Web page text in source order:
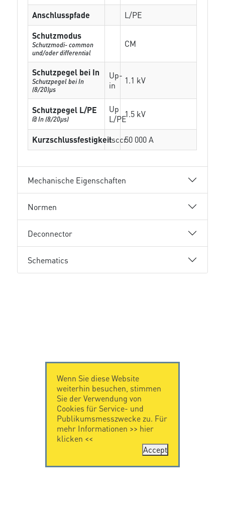
Anschlusspfade
L/PE
Schutzmodus
Schutzmodi- common
und/oder differential
CM
Schutzpegel bei In
Schutzpegel bei In
(8/20)µs
Up-
in
1.1 kV
Schutzpegel L/PE
@ In (8/20µs)
Up
L/PE1.5 kV
KurzschlussfestigkeitIsccr50 000 A
Mechanische Eigenschaften
Normen
Deconnector
Schematics
Wenn Sie diese Website
weiterhin besuchen, stimmen
Sie der Verwendung von
Cookies für Service- und
Publikumsmesszwecke zu. Für
mehr Informationen >> hier
klicken <<
Accept